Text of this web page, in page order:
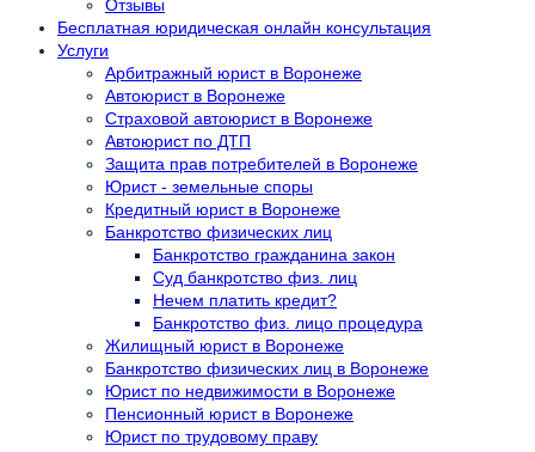
Отзывы
Бесплатная юридическая онлайн консультация
Услуги
Арбитражный юрист в Воронеже
Автоюрист в Воронеже
Страховой автоюрист в Воронеже
Автоюрист по ДТП
Защита прав потребителей в Воронеже
Юрист - земельные споры
Кредитный юрист в Воронеже
Банкротство физических лиц
Банкротство гражданина закон
Суд банкротство физ. лиц
Нечем платить кредит?
Банкротство физ. лицо процедура
Жилищный юрист в Воронеже
Банкротство физических лиц в Воронеже
Юрист по недвижимости в Воронеже
Пенсионный юрист в Воронеже
Юрист по трудовому праву